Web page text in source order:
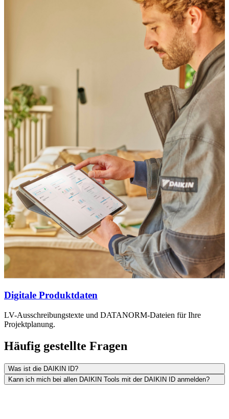
Digitale Produktdaten
LV-Ausschreibungstexte und DATANORM-Dateien für Ihre
Projektplanung.
Häufig gestellte Fragen
Was ist die DAIKIN ID?
Kann ich mich bei allen DAIKIN Tools mit der DAIKIN ID anmelden?